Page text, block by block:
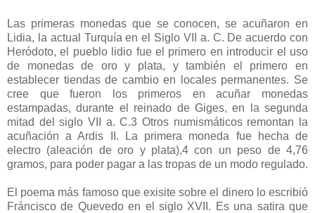
Las primeras monedas que se conocen, se acuñaron en
Lidia, la actual Turquía en el Siglo VII a. C. De acuerdo con
Heródoto, el pueblo lidio fue el primero en introducir el uso
de monedas de oro y plata, y también el primero en
establecer tiendas de cambio en locales permanentes. Se
cree que fueron los primeros en acuñar monedas
estampadas, durante el reinado de Giges, en la segunda
mitad del siglo VII a. C.3 Otros numismáticos remontan la
acuñación a Ardis II. La primera moneda fue hecha de
electro (aleación de oro y plata),4 con un peso de 4,76
gramos, para poder pagar a las tropas de un modo regulado.
El poema más famoso que exisite sobre el dinero lo escribió
Fráncisco de Quevedo en el siglo XVII. Es una satira que